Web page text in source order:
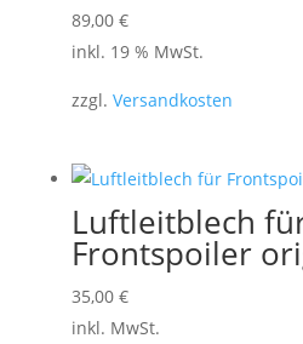
89,00 €
inkl. 19 % MwSt.
zzgl. Versandkosten
Luftleitblech
Frontspoiler
35,00 €
inkl. MwSt.